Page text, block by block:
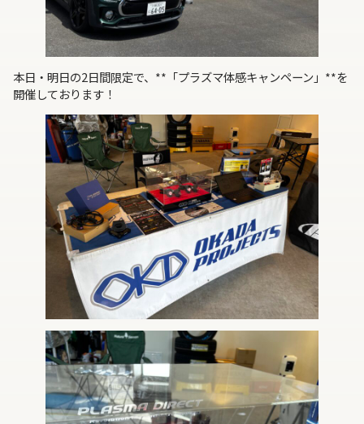
本日・明日の2日間限定で、**「プラズマ体感キャンペーン」**を
開催しております！